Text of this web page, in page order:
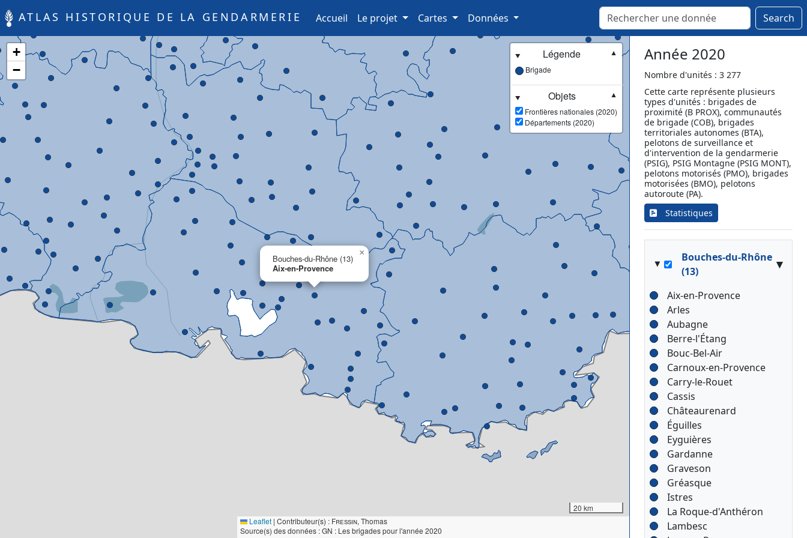
ATLAS HISTORIQUE DE LA GENDARMERIE Accueil (current)
Le projet Cartes Données Search
Bouches-du-Rhône (13)
Aix-en-Provence
×
+
−
Légende
▼
Brigade
Objets
▼
Frontières nationales (2020)
Départements (2020)
20 km
Leaflet | Contributeur(s) : Fressin, Thomas
Source(s) des données : GN : Les brigades pour l'année 2020
Année 2020
Nombre d'unités : 3 277
Cette carte représente plusieurs
types d'unités : brigades de
proximité (B PROX), communautés
de brigade (COB), brigades
territoriales autonomes (BTA),
pelotons de surveillance et
d'intervention de la gendarmerie
(PSIG), PSIG Montagne (PSIG MONT),
pelotons motorisés (PMO), brigades
motorisées (BMO), pelotons
autoroute (PA).
Statistiques
Saverne
Schirmeck
Schwindratzheim
Sélestat
Seltz
Soufflenheim
Soultz-sous-Forêts
Strasbourg
Sundhouse
Truchtersheim
Villé
Wasselonne
Wissembourg
Wolfisheim
Wœrth
Bouches-du-Rhône
(13)
▾
Aix-en-Provence
Arles
Aubagne
Berre-l'Étang
Bouc-Bel-Air
Carnoux-en-Provence
Carry-le-Rouet
Cassis
Châteaurenard
Éguilles
Eyguières
Gardanne
Graveson
Gréasque
Istres
La Roque-d'Anthéron
Lambesc